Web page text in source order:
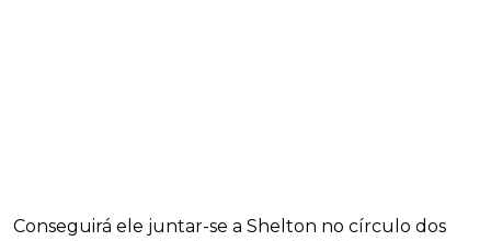
Conseguirá ele juntar-se a Shelton no círculo dos